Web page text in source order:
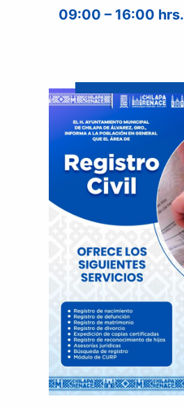
09:00 – 16:00 hrs.